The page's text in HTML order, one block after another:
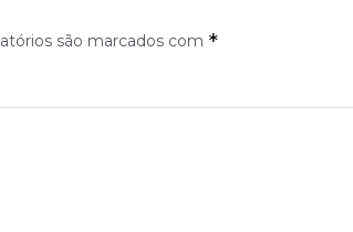
são marcados com *